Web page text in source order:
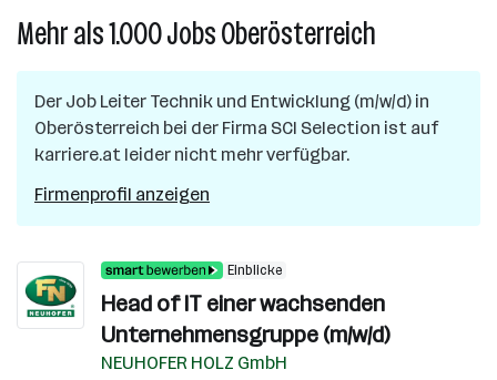
Mehr als 1.000JobsOberösterreich
Jobs
in
Der Job Leiter Technik und Entwicklung (m/w/d) in
Oberösterreich bei der Firma SCI Selection ist auf
karriere.at leider nicht mehr verfügbar.
Firmenprofil anzeigen
Einblicke
Head of IT einer wachsenden
Unternehmensgruppe (m/w/d)
NEUHOFER HOLZ GmbH